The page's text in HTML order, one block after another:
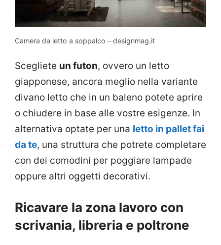
Camera da letto a soppalco – designmag.it
Scegliete un futon, ovvero un letto
giapponese, ancora meglio nella variante
divano letto che in un baleno potete aprire
o chiudere in base alle vostre esigenze. In
alternativa optate per una letto in pallet fai
da te, una struttura che potrete completare
con dei comodini per poggiare lampade
oppure altri oggetti decorativi.
Ricavare la zona lavoro con
scrivania, libreria e poltrone